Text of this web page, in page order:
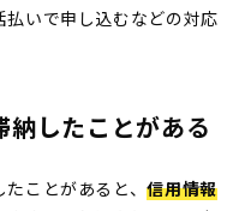
いで申し込むなどの対応
納したことがある
ことがあると、信用情報